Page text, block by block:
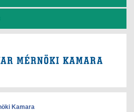
Kamara